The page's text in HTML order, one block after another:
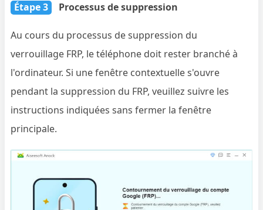
Étape 3 Processus de suppression
Au cours du processus de suppression du
verrouillage FRP, le téléphone doit rester branché à
l'ordinateur. Si une fenêtre contextuelle s'ouvre
pendant la suppression du FRP, veuillez suivre les
instructions indiquées sans fermer la fenêtre
principale.